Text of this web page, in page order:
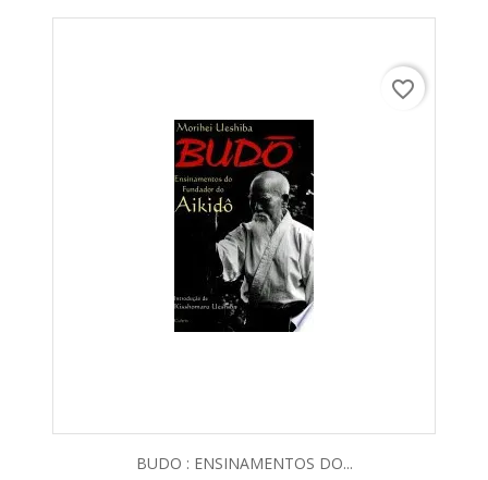
BUDO : ENSINAMENTOS DO...
favorite_border